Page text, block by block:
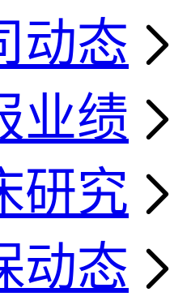
动态
业绩
研究
动态